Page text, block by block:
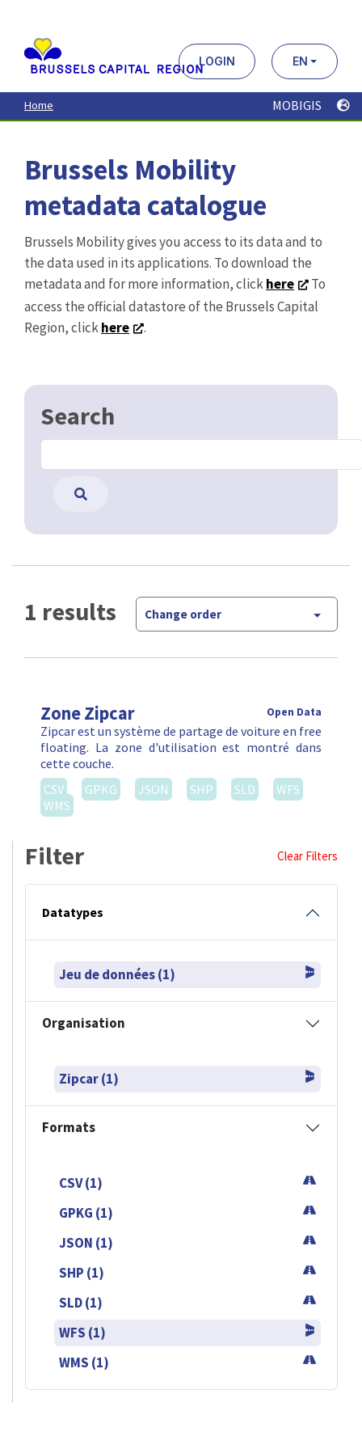
contenu
principal
LOGIN EN
Home MOBIGIS
Brussels Mobility
metadata catalogue
Brussels Mobility gives you access to its data and to
the data used in its applications. To download the
metadata and for more information, clickhere
To
access the official datastore of the Brussels Capital
Region, clickhere .
Search
1 results Change order
Zone Zipcar Open Data
Zipcar est un système de partage de voiture en free
floating. La zone d'utilisation est montré dans
cette couche.
CSV
GPKG JSON SHP SLD
WFS
WMS
Filter Clear Filters
Datatypes
Jeu de données (1)
Organisation
Zipcar (1)
Formats
CSV (1)
GPKG (1)
JSON (1)
SHP (1)
SLD (1)
WFS (1)
WMS (1)